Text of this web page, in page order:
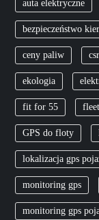
a
w
p
i
s
u
auta elektryczne
bezpieczeństwo
ceny paliw csr
ekologia
fit for 55
GPS do floty
lokalizacja gps
monitoring gps
monitoring gps